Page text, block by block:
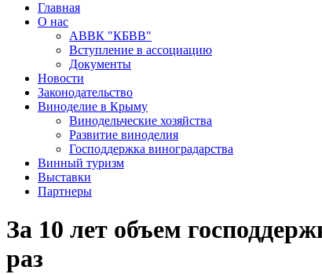
Главная
О нас
АВВК "КБВВ"
Вступление в ассоциацию
Документы
Новости
Законодательство
Виноделие в Крыму
Винодельческие хозяйства
Развитие виноделия
Господдержка виноградарства
Винный туризм
Выставки
Партнеры
За 10 лет объем
раз